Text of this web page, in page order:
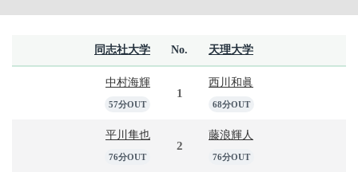
同志社大学 No. 天理大学
中村海輝
57分OUT
1
西川和眞
68分OUT
平川隼也
76分OUT
2
藤浪輝人
76分OUT